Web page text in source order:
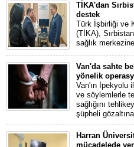
TİKA'dan
destek
Türk İşbirliği ve
(TİKA),
sağlık
Van'da sahte
yönelik
Van'ın İpekyolu
ve söylemlerle
sağlığını
şüpheli gözaltına
Harran
mücadelede